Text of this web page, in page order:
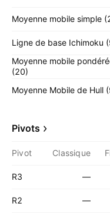
Moyenne mobile simple
Ligne de base Ichimoku
Moyenne mobile
(20)
Moyenne Mobile de Hull
Pivots
Pivot Classique
R3 —
R2 —